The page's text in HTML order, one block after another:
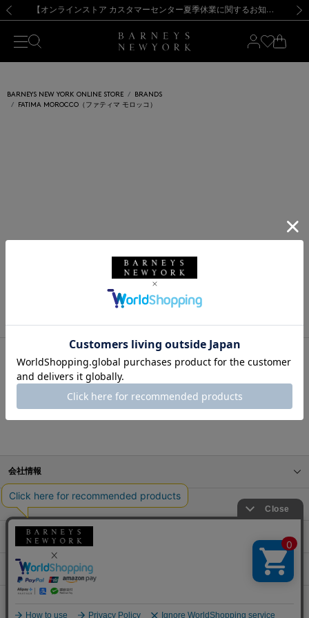
新規登録のお客様も対象！＜MY BARNEYS＞会員のお客様は11,000円（税込）以上のお買上げで常時送料無料！お買い物の際は会員登録を！
【夏季休業に伴う出荷一時停止のお知らせ】(2026.8.7) 【オンラインストア カスタマーセンター夏季休業に関するお知らせ】（2026.8.7）
【夏季休業に伴う返品・交換承り一時停止のお知らせ】（2026.8.5）
熊本県を中心とした地震の影響によるお荷物のお届けについて
【開催中】SUMMER SALEのご案内・ご注意事項 新規登録のお客様も対象！＜MY BARNEYS＞会員のお客様は11,000円（税込）以上のお買上げで常時送料無料！お買い物の際は会員登録を！
【夏季休業に伴う出荷一時停止のお知らせ】(2026.8.7)
BARNEYS NEW YORK ONLINE STORE
BRANDS
FATIMA MOROCCO（ファティマ モロッコ）
FATIMA MOROCCO
ファティマ モロッコ
BARNEYS NEW YORK ONLINE STORE
BRANDS
FATIMA MOROCCO（ファティマ モロッコ）
会社情報
オンラインストアショッピングガイド
店舗情報
サービス